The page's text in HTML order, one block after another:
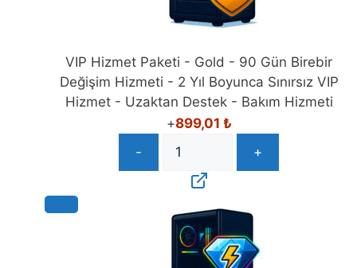
VIP Hizmet Paketi - Gold - 90 Gün Birebir
Değişim Hizmeti - 2 Yıl Boyunca Sınırsız VIP
Hizmet - Uzaktan Destek - Bakım Hizmeti
+899,01 ₺
-
+